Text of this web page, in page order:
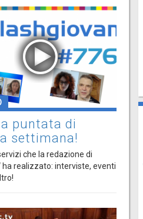
puntata di
settimana!
che la redazione di
ha realizzato: interviste, eventi